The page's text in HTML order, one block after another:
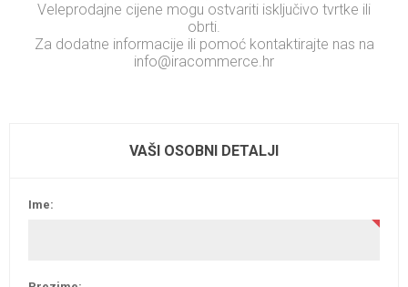
Veleprodajne cijene mogu ostvariti isključivo tvrtke ili
obrti.
Za dodatne informacije ili pomoć kontaktirajte nas na
info@iracommerce.hr
VAŠI OSOBNI DETALJI
Ime: